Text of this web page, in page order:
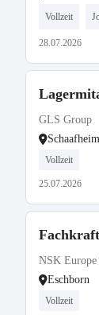
Vollzeit
28.07.2026
GLS Group
Schaafheim
Vollzeit
25.07.2026
NSK
Eschborn
Vollzeit